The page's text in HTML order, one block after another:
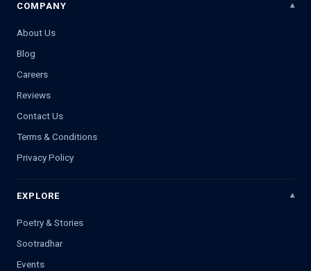
COMPANY
About Us
Blog
Careers
Reviews
Contact Us
Terms & Conditions
Privacy Policy
EXPLORE
Poetry & Stories
Sootradhar
Events